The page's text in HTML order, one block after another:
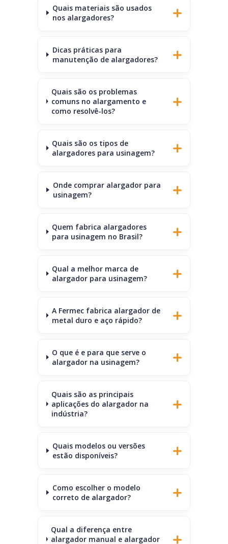
Quais materiais são usados
nos alargadores?
Dicas práticas para
manutenção de alargadores?
Quais são os problemas
comuns no alargamento e
como resolvê-los?
Quais são os tipos de
alargadores para usinagem?
Onde comprar alargador para
usinagem?
Quem fabrica alargadores
para usinagem no Brasil?
Qual a melhor marca de
alargador para usinagem?
A Fermec fabrica alargador de
metal duro e aço rápido?
O que é e para que serve o
alargador na usinagem?
Quais são as principais
aplicações do alargador na
indústria?
Quais modelos ou versões
estão disponíveis?
Como escolher o modelo
correto de alargador?
Qual a diferença entre
alargador manual e alargador